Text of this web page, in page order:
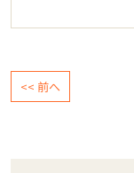
<< 前へ